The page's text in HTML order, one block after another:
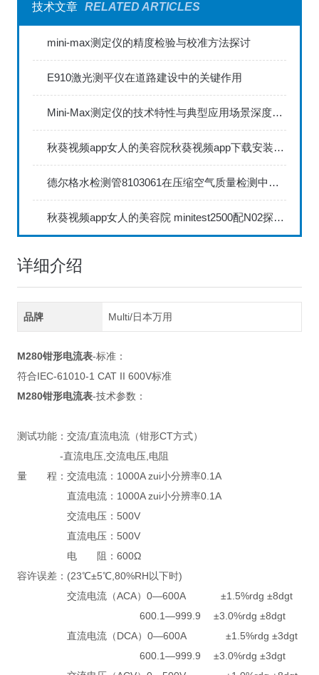
技术文章 RELATED ARTICLES
mini-max测定仪的精度检验与校准方法探讨
E910激光测平仪在道路建设中的关键作用
Mini-Max测定仪的技术特性与典型应用场景深度解读
秋葵视频app女人的美容院秋葵视频app下载安装735FN1.5正确的校准步骤
德尔格水检测管8103061在压缩空气质量检测中的应用
秋葵视频app女人的美容院 minitest2500配N02探头如何两点校准？
详细介绍
品牌 Multi/日本万用
M280钳形电流表-标准：
符合IEC-61010-1 CAT II 600V标准
M280钳形电流表-技术参数：
测试功能：交流/直流电流（钳形CT方式）
-直流电压,交流电压,电阻
量 程：交流电流：1000A zui小分辨率0.1A
直流电流：1000A zui小分辨率0.1A
交流电压：500V
直流电压：500V
电 阻：600Ω
容许误差：(23℃±5℃,80%RH以下时)
交流电流（ACA）0—600A ±1.5%rdg ±8dgt
600.1—999.9 ±3.0%rdg ±8dgt
直流电流（DCA）0—600A ±1.5%rdg ±3dgt
600.1—999.9 ±3.0%rdg ±3dgt